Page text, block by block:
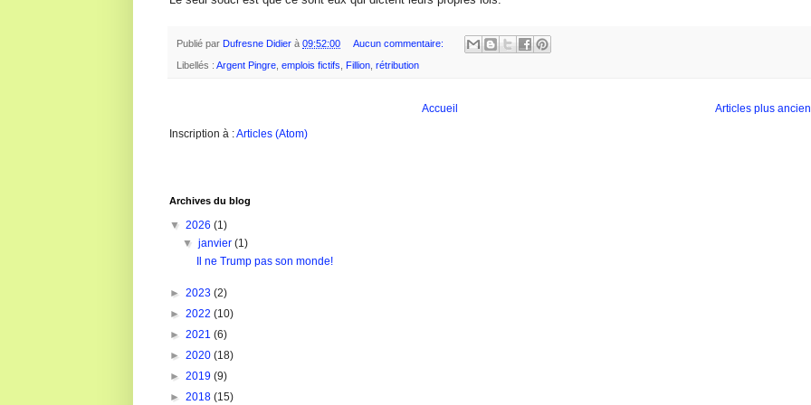
Publié par Dufresne Didier à 09:52:00 Aucun commentaire:
Libellés : Argent Pingre emplois fictifs Fillion rétribution
Articles plus
Accueil
Inscription à :Articles (Atom)
Archives du blog
▼ 2026 (1)
▼janvier(1)
Il ne Trump pas son monde!
► 2023 (2)
► 2022 (10)
► 2021 (6)
► 2020 (18)
► 2019 (9)
► 2018 (15)